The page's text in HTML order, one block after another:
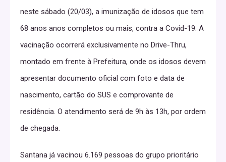
neste sábado (20/03), a imunização de idosos que tem
68 anos anos completos ou mais, contra a Covid-19. A
vacinação ocorrerá exclusivamente no Drive-Thru,
montado em frente à Prefeitura, onde os idosos devem
apresentar documento oficial com foto e data de
nascimento, cartão do SUS e comprovante de
residência. O atendimento será de 9h às 13h, por ordem
de chegada.
Santana já vacinou 6.169 pessoas do grupo prioritário